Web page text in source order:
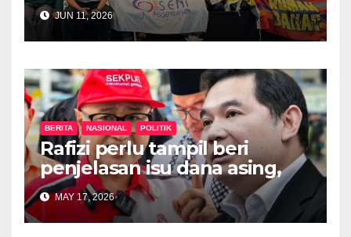
JUN 11, 2026
BERITA NASIONAL POLITIK
Rafizi perlu tampil beri
penjelasan isu dana asing,
khianat negara
MAY 17, 2026